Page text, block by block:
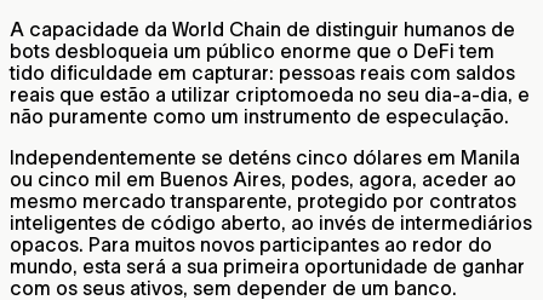
A capacidade da World Chain de distinguir humanos de
bots desbloqueia um público enorme que o DeFi tem
tido dificuldade em capturar: pessoas reais com saldos
reais que estão a utilizar criptomoeda no seu dia-a-dia, e
não puramente como um instrumento de especulação.
Independentemente se deténs cinco dólares em Manila
ou cinco mil em Buenos Aires, podes, agora, aceder ao
mesmo mercado transparente, protegido por contratos
inteligentes de código aberto, ao invés de intermediários
opacos. Para muitos novos participantes ao redor do
mundo, esta será a sua primeira oportunidade de ganhar
com os seus ativos, sem depender de um banco.